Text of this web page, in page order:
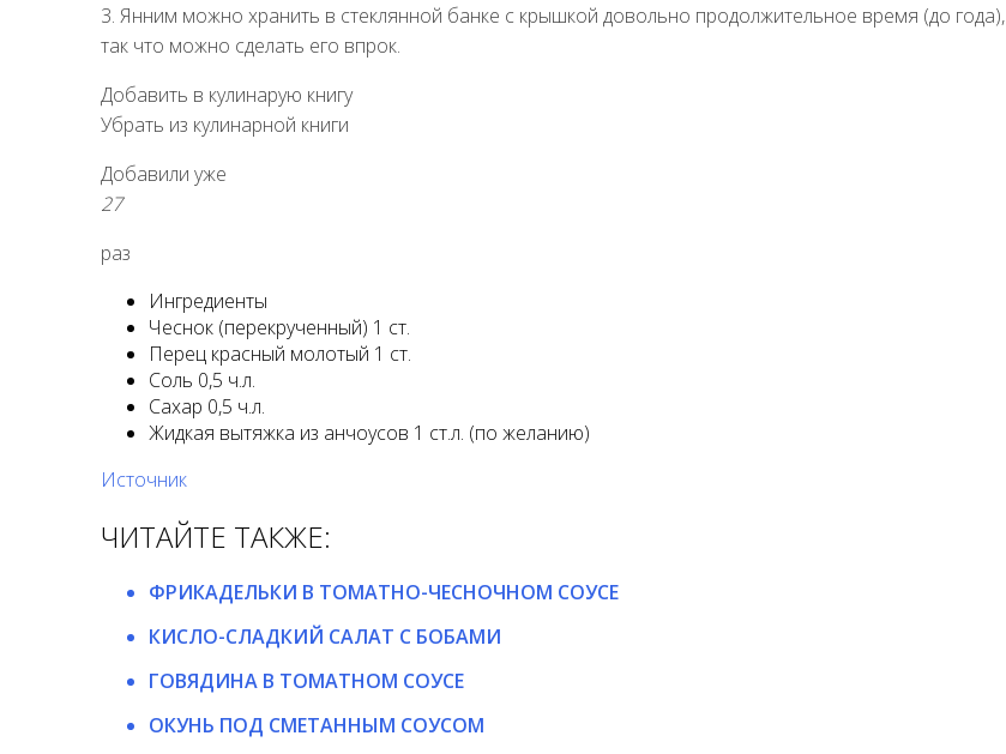
3. Янним можно хранить в стеклянной банке с крышкой довольно продолжительное время (до года),
так что можно сделать его впрок.
Добавить в кулинарую книгу
Убрать из кулинарной книги
Добавили уже
27
раз
Ингредиенты
Чеснок (перекрученный) 1 ст.
Перец красный молотый 1 ст.
Соль 0,5 ч.л.
Сахар 0,5 ч.л.
Жидкая вытяжка из анчоусов 1 ст.л. (по желанию)
Источник
ЧИТАЙТЕ ТАКЖЕ:
ФРИКАДЕЛЬКИ В ТОМАТНО-ЧЕСНОЧНОМ СОУСЕ
КИСЛО-СЛАДКИЙ САЛАТ С БОБАМИ
ГОВЯДИНА В ТОМАТНОМ СОУСЕ
ОКУНЬ ПОД СМЕТАННЫМ СОУСОМ